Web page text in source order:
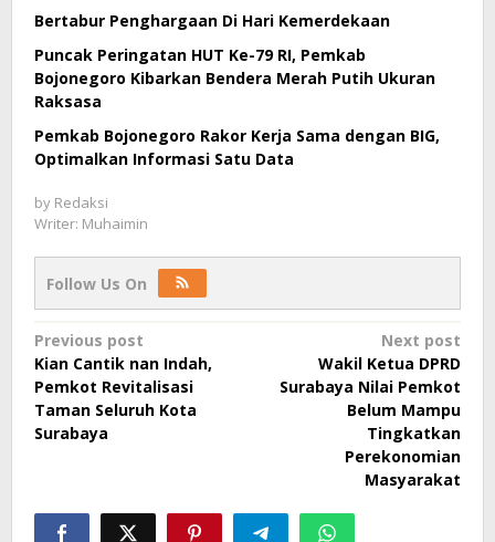
Bertabur Penghargaan Di Hari Kemerdekaan
Puncak Peringatan HUT Ke-79 RI, Pemkab
Bojonegoro Kibarkan Bendera Merah Putih Ukuran
Raksasa
Pemkab Bojonegoro Rakor Kerja Sama dengan BIG,
Optimalkan Informasi Satu Data
by Redaksi
Writer: Muhaimin
Follow Us On
Post
navigation
Previous post
Kian Cantik nan Indah,
Pemkot Revitalisasi
Taman Seluruh Kota
Surabaya
Next post
Wakil Ketua DPRD
Surabaya Nilai Pemkot
Belum Mampu
Tingkatkan
Perekonomian
Masyarakat